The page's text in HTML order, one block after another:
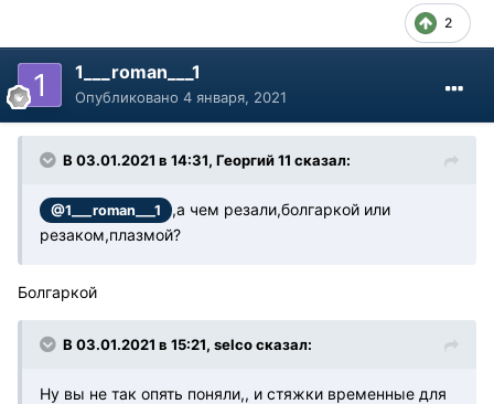
2
1___roman___1
Опубликовано 4 января, 2021
В 03.01.2021 в 14:31, Георгий 11 сказал:
@1___roman___1
,а чем резали,болгаркой или
резаком,плазмой?
Болгаркой
В 03.01.2021 в 15:21, selco сказал:
Ну вы не так опять поняли,, и стяжки временные для